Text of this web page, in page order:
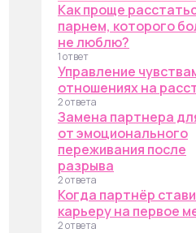
Как проще
парнем, которого
не люблю?
1 ответ
Управление
отношениях на
2 ответа
Замена партнера
от эмоционального
переживания после
разрыва
2 ответа
Когда партнёр
карьеру на первое
2 ответа